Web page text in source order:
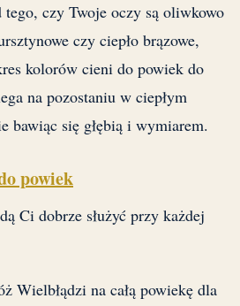
tego, czy Twoje oczy są oliwkowo
czy ciepło brązowe,
kolorów cieni do powiek do
na pozostaniu w ciepłym
bawiąc się głębią i wymiarem.
powiek
Ci dobrze służyć przy każdej
Wielbłądzi na całą powiekę dla